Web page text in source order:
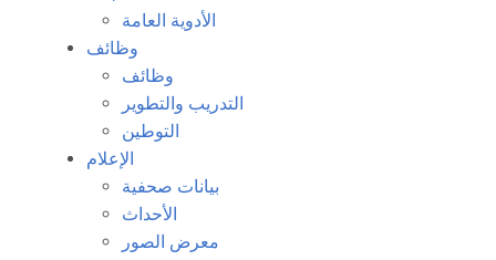
الأدوية العامة
وظائف
وظائف
التدريب والتطوير
التوطين
الإعلام
بيانات صحفية
الأحداث
معرض الصور